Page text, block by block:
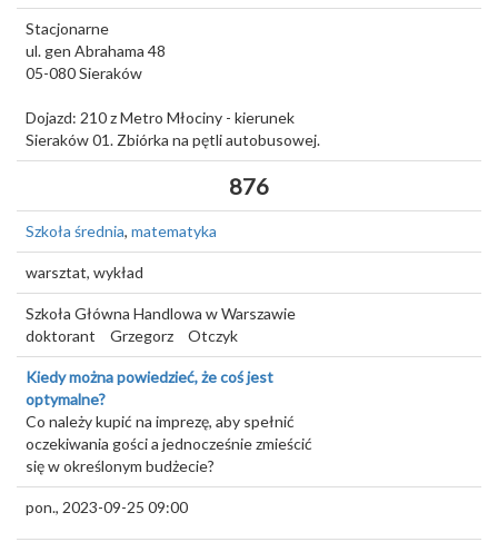
Stacjonarne
ul. gen Abrahama 48
05-080Sieraków
Dojazd: 210 z Metro Młociny - kierunek
Sieraków 01. Zbiórka na pętli autobusowej.
876
Szkoła średnia, matematyka
warsztat, wykład
Szkoła Główna Handlowa w Warszawie
doktorant
Grzegorz Otczyk
Kiedy można powiedzieć, że coś jest
optymalne?
Co należy kupić na imprezę, aby spełnić
oczekiwania gości a jednocześnie zmieścić
się w określonym budżecie?
pon., 2023-09-25 09:00